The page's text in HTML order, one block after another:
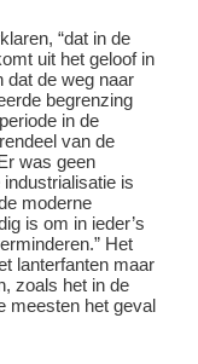
“dat in de
uit het geloof in
dat de weg naar
begrenzing
in de
van de
was geen
is
moderne
is om in ieder’s
Het
lanterfanten maar
zoals het in de
meesten het geval